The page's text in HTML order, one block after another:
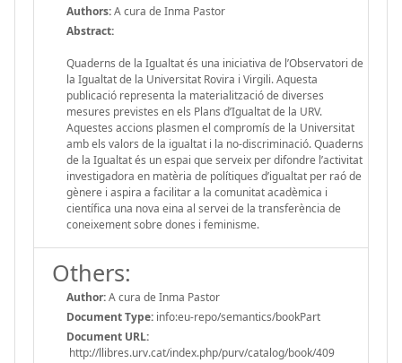
Authors:A cura de Inma Pastor
Abstract:
Quaderns de la Igualtat és una iniciativa de l’Observatori de
la Igualtat de la Universitat Rovira i Virgili. Aquesta
publicació representa la materialització de diverses
mesures previstes en els Plans d’Igualtat de la URV.
Aquestes accions plasmen el compromís de la Universitat
amb els valors de la igualtat i la no-discriminació. Quaderns
de la Igualtat és un espai que serveix per difondre l’activitat
investigadora en matèria de polítiques d’igualtat per raó de
gènere i aspira a facilitar a la comunitat acadèmica i
científica una nova eina al servei de la transferència de
coneixement sobre dones i feminisme.
Others:
Author:A cura de Inma Pastor
Document Type: info:eu-repo/semantics/bookPart
Document URL:
http://llibres.urv.cat/index.php/purv/catalog/book/409